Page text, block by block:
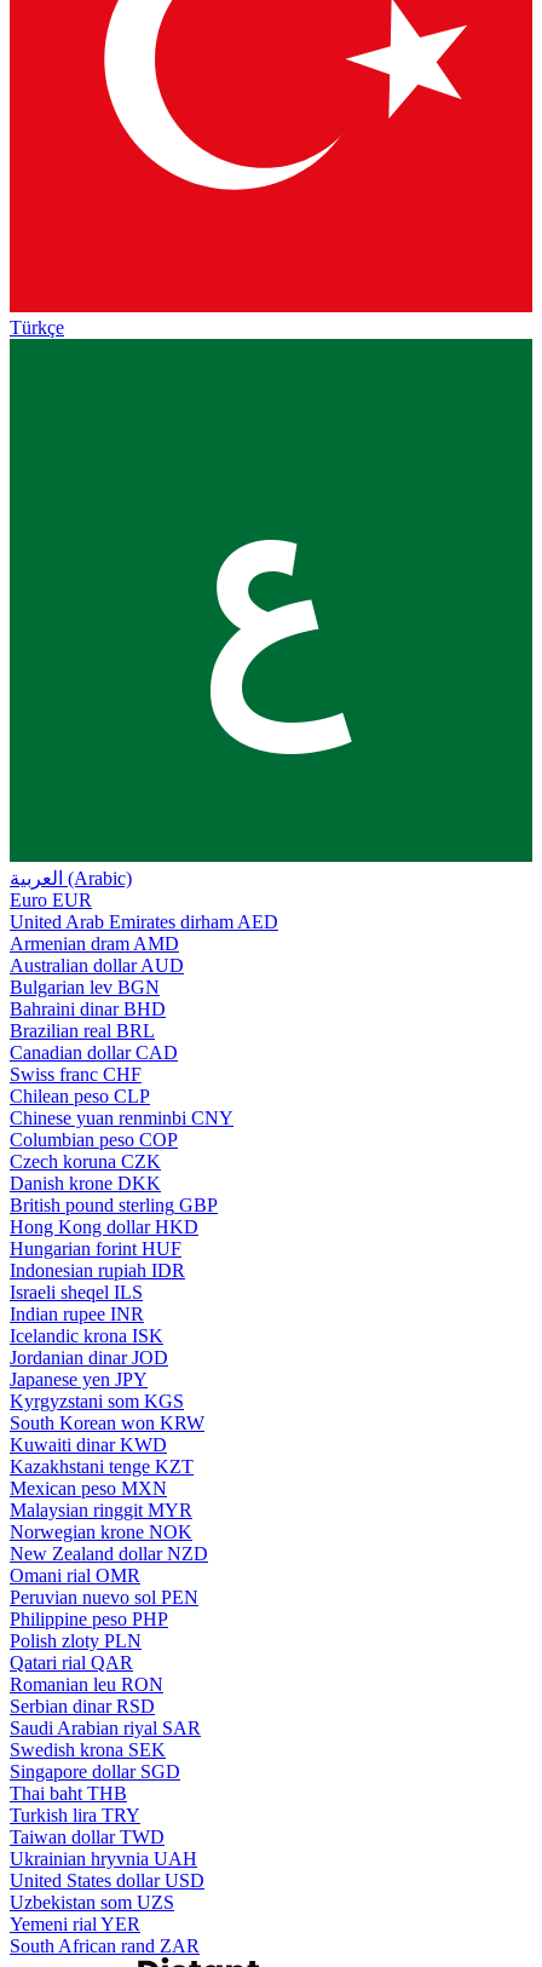
Türkçe
ع
العربية (Arabic)
Euro EUR
United Arab Emirates dirham AED
Armenian dram AMD
Australian dollar AUD
Bulgarian lev BGN
Bahraini dinar BHD
Brazilian real BRL
Canadian dollar CAD
Swiss franc CHF
Chilean peso CLP
Chinese yuan renminbi CNY
Columbian peso COP
Czech koruna CZK
Danish krone DKK
British pound sterling GBP
Hong Kong dollar HKD
Hungarian forint HUF
Indonesian rupiah IDR
Israeli sheqel ILS
Indian rupee INR
Icelandic krona ISK
Jordanian dinar JOD
Japanese yen JPY
Kyrgyzstani som KGS
South Korean won KRW
Kuwaiti dinar KWD
Kazakhstani tenge KZT
Mexican peso MXN
Malaysian ringgit MYR
Norwegian krone NOK
New Zealand dollar NZD
Omani rial OMR
Peruvian nuevo sol PEN
Philippine peso PHP
Polish zloty PLN
Qatari rial QAR
Romanian leu RON
Serbian dinar RSD
Saudi Arabian riyal SAR
Swedish krona SEK
Singapore dollar SGD
Thai baht THB
Turkish lira TRY
Taiwan dollar TWD
Ukrainian hryvnia UAH
United States dollar USD
Uzbekistan som UZS
Yemeni rial YER
South African rand ZAR